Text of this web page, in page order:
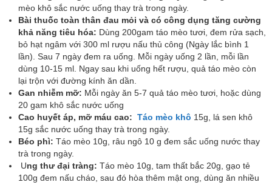
mèo khô sắc nước uống thay trà trong ngày.
Bài thuốc toàn thân đau mỏi và có công dụng tăng cường
khả năng tiêu hóa: Dùng 200gam táo mèo tươi, đem rửa sạch,
bỏ hạt ngâm với 300 ml rượu nấu thủ công (Ngày lắc bình 1
lần). Sau 7 ngày đem ra uống. Mỗi ngày uống 2 lần, mỗi lần
dùng 10-15 ml. Ngay sau khi uống hết rượu, quả táo mèo còn
lại trộn với đường kính ăn dần.
Gan nhiễm mỡ: Mỗi ngày ăn 5-7 quả táo mèo tươi, hoặc dùng
20 gam khô sắc nước uống
Cao huyết áp, mỡ máu cao: Táo mèo khô 15g, lá sen khô
15g sắc nước uống thay trà trong ngày.
Béo phì: Táo mèo 10g, râu ngô 10 g đem sắc uống nước thay
trà trong ngày.
Ung thư đại tràng: Táo mèo 10g, tam thất bắc 20g, gạo tẻ
100g đem nấu cháo, sau đó hòa thêm mật ong, dùng ăn nhiều